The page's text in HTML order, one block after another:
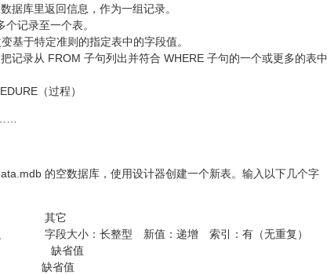
库里返回信息，作为一组记录。
记录至一个表。
于特定准则的指定表中的字段值。
录从 FROM 子句列出并符合 WHERE 子句的一个或更多的表中
（过程）
的空数据库，使用设计器创建一个新表。输入以下几个字
其它
：长整型 新值：递增 索引：有（无重复）
缺省值
缺省值